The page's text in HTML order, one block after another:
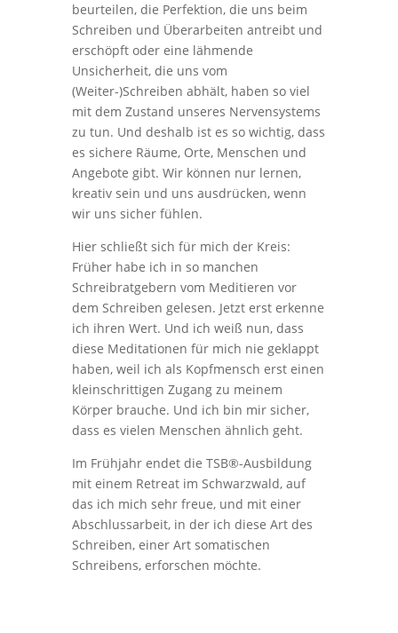
beurteilen, die Perfektion, die uns beim
Schreiben und Überarbeiten antreibt und
erschöpft oder eine lähmende
Unsicherheit, die uns vom
(Weiter-)Schreiben abhält, haben so viel
mit dem Zustand unseres Nervensystems
zu tun. Und deshalb ist es so wichtig, dass
es sichere Räume, Orte, Menschen und
Angebote gibt. Wir können nur lernen,
kreativ sein und uns ausdrücken, wenn
wir uns sicher fühlen.
Hier schließt sich für mich der Kreis:
Früher habe ich in so manchen
Schreibratgebern vom Meditieren vor
dem Schreiben gelesen. Jetzt erst erkenne
ich ihren Wert. Und ich weiß nun, dass
diese Meditationen für mich nie geklappt
haben, weil ich als Kopfmensch erst einen
kleinschrittigen Zugang zu meinem
Körper brauche. Und ich bin mir sicher,
dass es vielen Menschen ähnlich geht.
Im Frühjahr endet die TSB®-Ausbildung
mit einem Retreat im Schwarzwald, auf
das ich mich sehr freue, und mit einer
Abschlussarbeit, in der ich diese Art des
Schreiben, einer Art somatischen
Schreibens, erforschen möchte.